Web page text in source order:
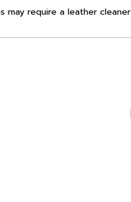
may require a leather cleaner